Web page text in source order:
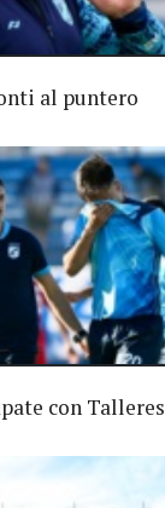
al puntero
con Talleres